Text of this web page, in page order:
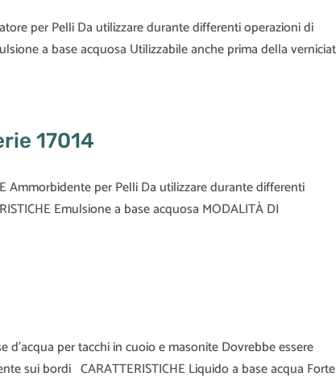
per Pelli Da utilizzare durante differenti operazioni di
a base acquosa Utilizzabile anche prima della
17014
Ammorbidente per Pelli Da utilizzare durante differenti
Emulsione a base acquosa MODALITÀ DI
d’acqua per tacchi in cuoio e masonite Dovrebbe essere
sui bordi CARATTERISTICHE Liquido a base acqua Forte